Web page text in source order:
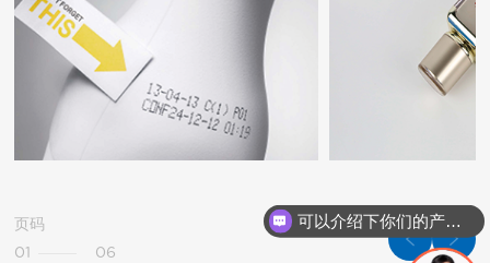
页码
01
06
你们是怎么收费的呢